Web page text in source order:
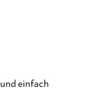
einfach